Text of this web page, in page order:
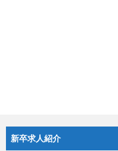
新卒求人紹介